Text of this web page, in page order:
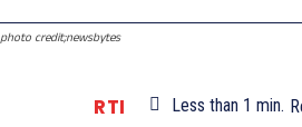
photo credit;newsbytes
RTI Less than 1 min.